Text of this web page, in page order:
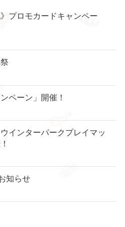
プロモカードキャンペー
ペーン」開催！
インターパークプレイマッ
知らせ